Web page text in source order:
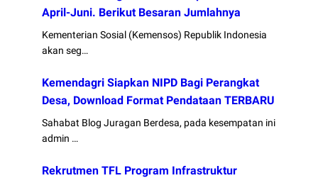
April-Juni. Berikut Besaran Jumlahnya
Kementerian Sosial (Kemensos) Republik Indonesia
akan seg…
Kemendagri Siapkan NIPD Bagi Perangkat
Desa, Download Format Pendataan TERBARU
Sahabat Blog Juragan Berdesa, pada kesempatan ini
admin …
Rekrutmen TFL Program Infrastruktur